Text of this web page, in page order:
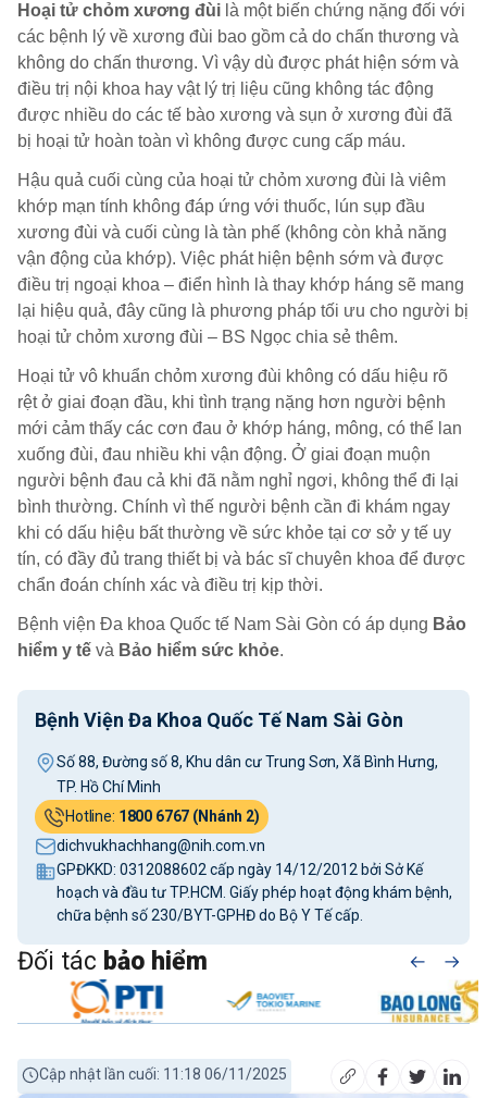
Hoại tử chỏm xương đùi là một biến chứng nặng đối với
các bệnh lý về xương đùi bao gồm cả do chấn thương và
không do chấn thương. Vì vậy dù được phát hiện sớm và
điều trị nội khoa hay vật lý trị liệu cũng không tác động
được nhiều do các tế bào xương và sụn ở xương đùi đã
bị hoại tử hoàn toàn vì không được cung cấp máu.
Hậu quả cuối cùng của hoại tử chỏm xương đùi là viêm
khớp mạn tính không đáp ứng với thuốc, lún sụp đầu
xương đùi và cuối cùng là tàn phế (không còn khả năng
vận động của khớp). Việc phát hiện bệnh sớm và được
điều trị ngoại khoa – điển hình là thay khớp háng sẽ mang
lại hiệu quả, đây cũng là phương pháp tối ưu cho người bị
hoại tử chỏm xương đùi – BS Ngọc chia sẻ thêm.
Hoại tử vô khuẩn chỏm xương đùi không có dấu hiệu rõ
rệt ở giai đoạn đầu, khi tình trạng nặng hơn người bệnh
mới cảm thấy các cơn đau ở khớp háng, mông, có thể lan
xuống đùi, đau nhiều khi vận động. Ở giai đoạn muộn
người bệnh đau cả khi đã nằm nghỉ ngơi, không thể đi lại
bình thường. Chính vì thế người bệnh cần đi khám ngay
khi có dấu hiệu bất thường về sức khỏe tại cơ sở y tế uy
tín, có đầy đủ trang thiết bị và bác sĩ chuyên khoa để được
chẩn đoán chính xác và điều trị kịp thời.
Bệnh viện Đa khoa Quốc tế Nam Sài Gòn có áp dụng Bảo
hiểm y tế và Bảo hiểm sức khỏe.
Bệnh Viện Đa Khoa Quốc Tế Nam Sài Gòn
Số 88, Đường số 8, Khu dân cư Trung Sơn, Xã Bình Hưng,
TP. Hồ Chí Minh
Hotline: 1800 6767 (Nhánh 2)
dichvukhachhang@nih.com.vn
GPĐKKD: 0312088602 cấp ngày 14/12/2012 bởi Sở Kế
hoạch và đầu tư TP.HCM. Giấy phép hoạt động khám bệnh,
chữa bệnh số 230/BYT-GPHĐ do Bộ Y Tế cấp.
Đối tác bảo hiểm
Cập nhật lần cuối: 11:18 06/11/2025